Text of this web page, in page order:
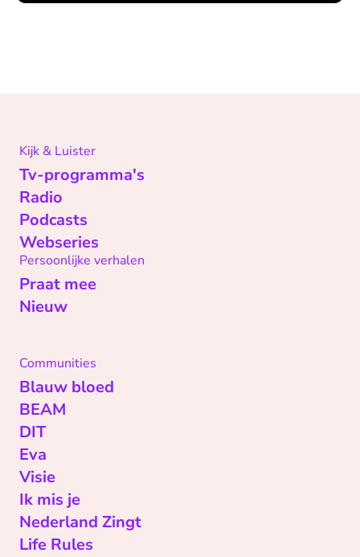
Kijk & Luister
Tv-programma's
Radio
Podcasts
Webseries
Persoonlijke verhalen
Praat mee
Nieuw
Communities
Blauw bloed
BEAM
DIT
Eva
Visie
Ik mis je
Nederland Zingt
Life Rules